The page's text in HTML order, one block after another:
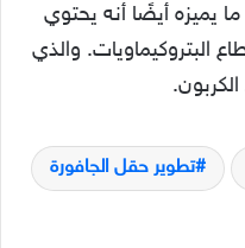
يميزه أيضًا أنه يحتوي
البتروكيماويات. والذي
تطوير حقل الجافورة